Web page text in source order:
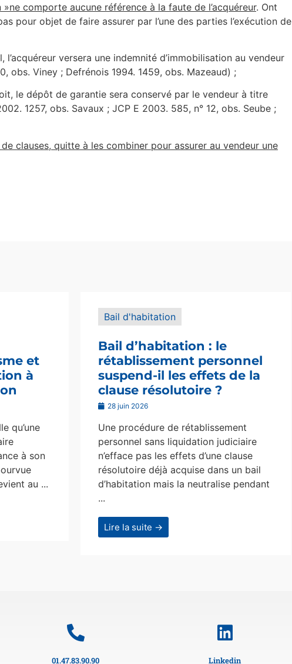
comporte aucune référence à la faute de l’acquéreur. Ont
pour objet de faire assurer par l’une des parties l’exécution de
versera une indemnité d’immobilisation au vendeur
obs. Viney ; Defrénois 1994. 1459, obs. Mazeaud) ;
le dépôt de garantie sera conservé par le vendeur à titre
1257, obs. Savaux ; JCP E 2003. 585, n° 12, obs. Seube ;
clauses, quitte à les combiner pour assurer au vendeur une
et
à
qu’une
à son
au ...
Bail d'habitation
Bail d’habitation : le
rétablissement personnel
suspend-il les effets de la
clause résolutoire ?
28 juin 2026
Une procédure de rétablissement
personnel sans liquidation judiciaire
n’efface pas les effets d’une clause
résolutoire déjà acquise dans un bail
d’habitation mais la neutralise pendant
...
Lire la suite →
01.47.83.90.90 Linkedin